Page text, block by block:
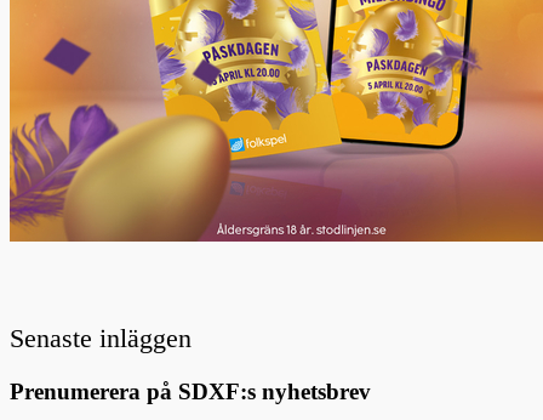
Senaste inläggen
Prenumerera på SDXF:s nyhetsbrev